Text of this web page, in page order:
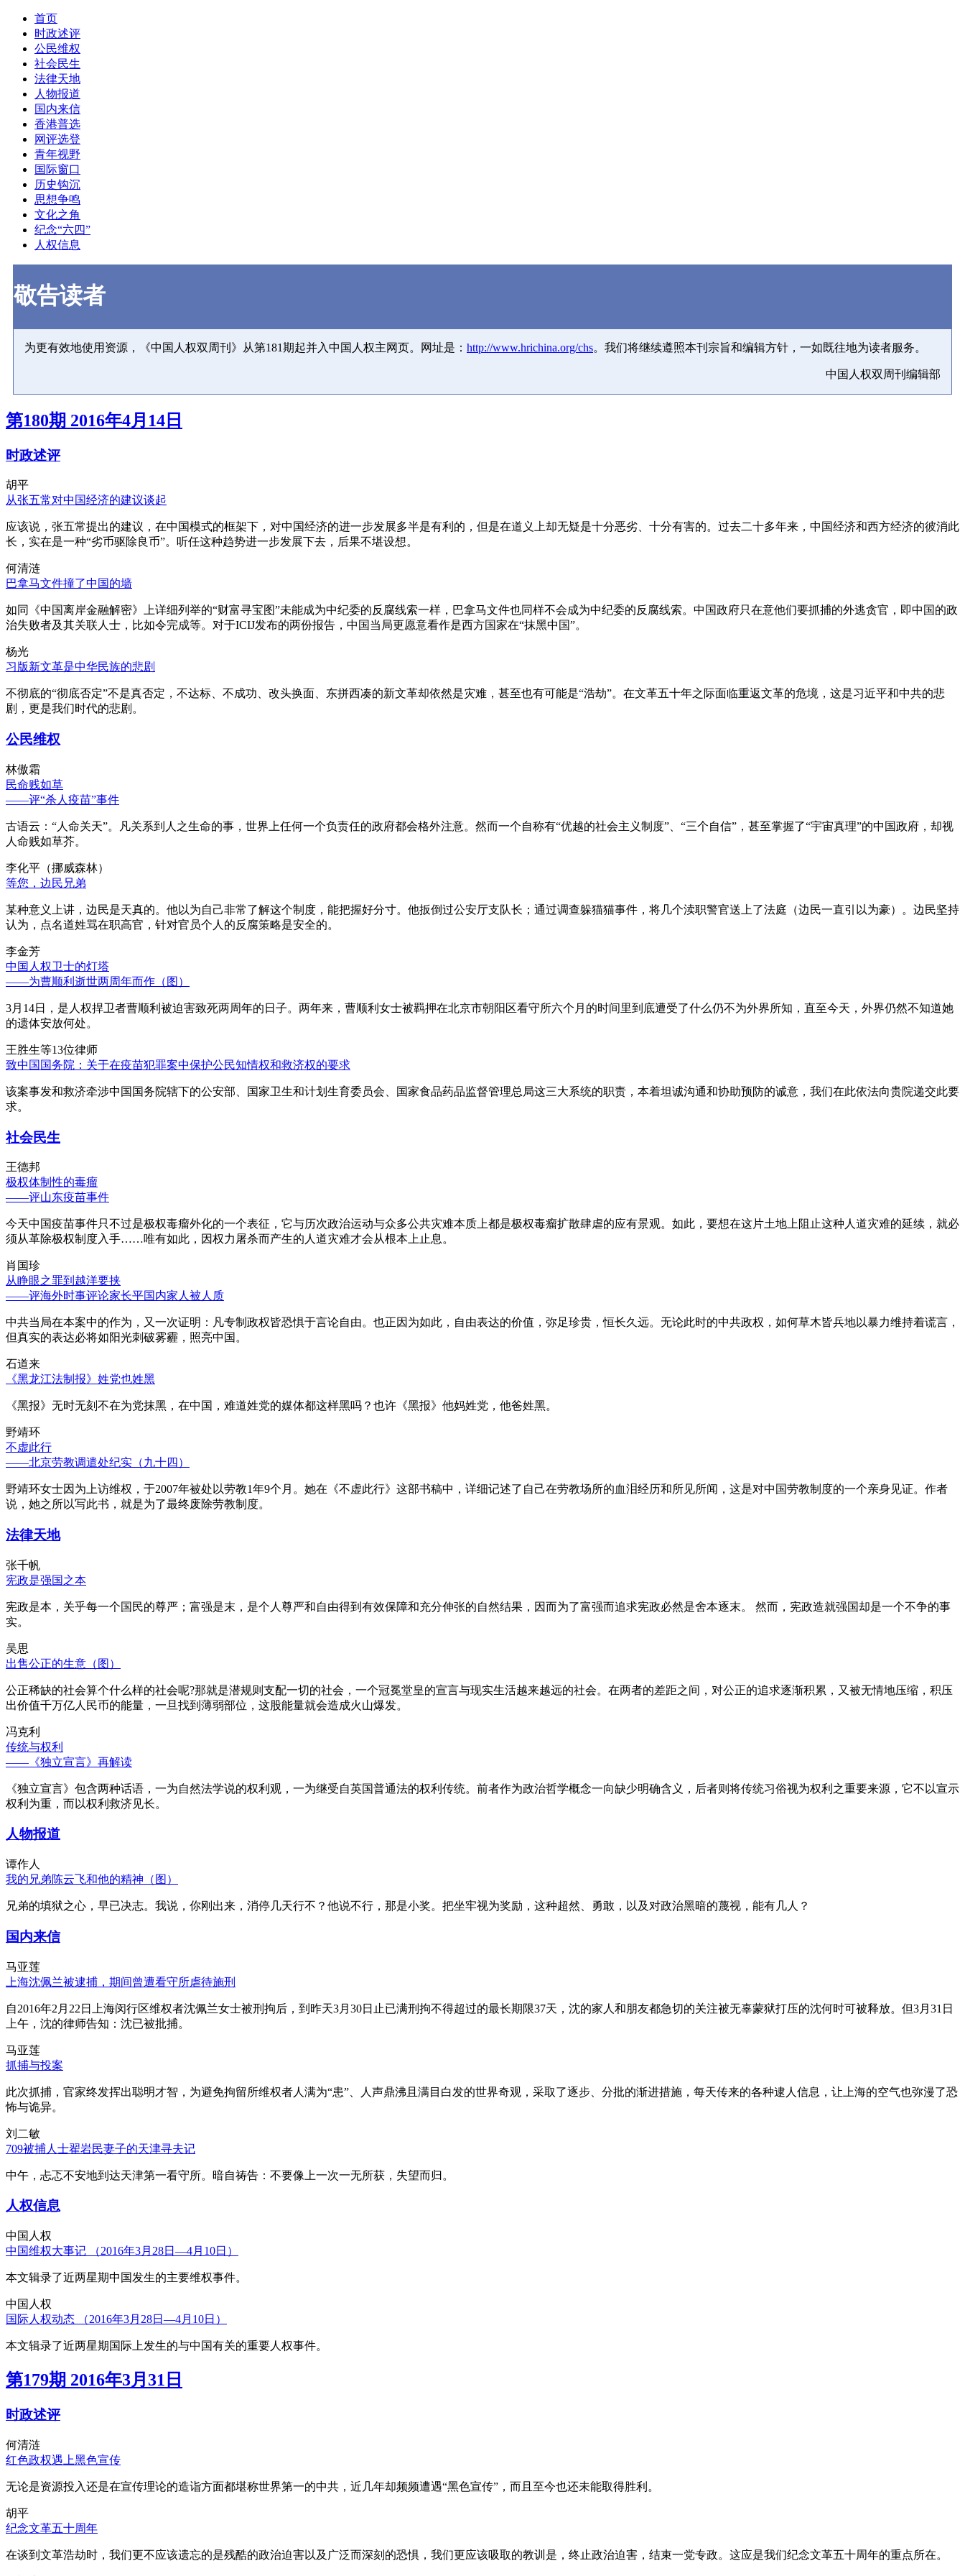
首页
时政述评
公民维权
社会民生
法律天地
人物报道
国内来信
香港普选
网评选登
青年视野
国际窗口
历史钩沉
思想争鸣
文化之角
纪念“六四”
人权信息
敬告读者
为更有效地使用资源，《中国人权双周刊》从第181期起并入中国人权主网页。网址是： http://www.hrichina.org/chs。我们将继续遵照本刊宗旨和编辑方针，一如既往地为读者服务。
中国人权双周刊编辑部
第180期 2016年4月14日
时政述评
胡平
从张五常对中国经济的建议谈起
应该说，张五常提出的建议，在中国模式的框架下，对中国经济的进一步发展多半是有利的，但是在道义上却无疑是十分恶劣、十分有害的。过去二十多年来，中国经济和西方经济的彼消此
长，实在是一种“劣币驱除良币”。听任这种趋势进一步发展下去，后果不堪设想。
何清涟
巴拿马文件撞了中国的墙
如同《中国离岸金融解密》上详细列举的“财富寻宝图”未能成为中纪委的反腐线索一样，巴拿马文件也同样不会成为中纪委的反腐线索。中国政府只在意他们要抓捕的外逃贪官，即中国的政
治失败者及其关联人士，比如令完成等。对于ICIJ发布的两份报告，中国当局更愿意看作是西方国家在“抹黑中国”。
杨光
习版新文革是中华民族的悲剧
不彻底的“彻底否定”不是真否定，不达标、不成功、改头换面、东拼西凑的新文革却依然是灾难，甚至也有可能是“浩劫”。在文革五十年之际面临重返文革的危境，这是习近平和中共的悲
剧，更是我们时代的悲剧。
公民维权
林傲霜
民命贱如草
——评“杀人疫苗”事件
古语云：“人命关天”。凡关系到人之生命的事，世界上任何一个负责任的政府都会格外注意。然而一个自称有“优越的社会主义制度”、“三个自信”，甚至掌握了“宇宙真理”的中国政府，却视
人命贱如草芥。
李化平（挪威森林）
等您，边民兄弟
某种意义上讲，边民是天真的。他以为自己非常了解这个制度，能把握好分寸。他扳倒过公安厅支队长；通过调查躲猫猫事件，将几个渎职警官送上了法庭（边民一直引以为豪）。边民坚持
认为，点名道姓骂在职高官，针对官员个人的反腐策略是安全的。
李金芳
中国人权卫士的灯塔
——为曹顺利逝世两周年而作（图）
3月14日，是人权捍卫者曹顺利被迫害致死两周年的日子。两年来，曹顺利女士被羁押在北京市朝阳区看守所六个月的时间里到底遭受了什么仍不为外界所知，直至今天，外界仍然不知道她
的遗体安放何处。
王胜生等13位律师
致中国国务院：关于在疫苗犯罪案中保护公民知情权和救济权的要求
该案事发和救济牵涉中国国务院辖下的公安部、国家卫生和计划生育委员会、国家食品药品监督管理总局这三大系统的职责，本着坦诚沟通和协助预防的诚意，我们在此依法向贵院递交此要
求。
社会民生
王德邦
极权体制性的毒瘤
——评山东疫苗事件
今天中国疫苗事件只不过是极权毒瘤外化的一个表征，它与历次政治运动与众多公共灾难本质上都是极权毒瘤扩散肆虐的应有景观。如此，要想在这片土地上阻止这种人道灾难的延续，就必
须从革除极权制度入手……唯有如此，因权力屠杀而产生的人道灾难才会从根本上止息。
肖国珍
从睁眼之罪到越洋要挟
——评海外时事评论家长平国内家人被人质
中共当局在本案中的作为，又一次证明：凡专制政权皆恐惧于言论自由。也正因为如此，自由表达的价值，弥足珍贵，恒长久远。无论此时的中共政权，如何草木皆兵地以暴力维持着谎言，
但真实的表达必将如阳光刺破雾霾，照亮中国。
石道来
《黑龙江法制报》姓党也姓黑
《黑报》无时无刻不在为党抹黑，在中国，难道姓党的媒体都这样黑吗？也许《黑报》他妈姓党，他爸姓黑。
野靖环
不虚此行
——北京劳教调遣处纪实（九十四）
野靖环女士因为上访维权，于2007年被处以劳教1年9个月。她在《不虚此行》这部书稿中，详细记述了自己在劳教场所的血泪经历和所见所闻，这是对中国劳教制度的一个亲身见证。作者
说，她之所以写此书，就是为了最终废除劳教制度。
法律天地
张千帆
宪政是强国之本
宪政是本，关乎每一个国民的尊严；富强是末，是个人尊严和自由得到有效保障和充分伸张的自然结果，因而为了富强而追求宪政必然是舍本逐末。 然而，宪政造就强国却是一个不争的事
实。
吴思
出售公正的生意（图）
公正稀缺的社会算个什么样的社会呢?那就是潜规则支配一切的社会，一个冠冕堂皇的宣言与现实生活越来越远的社会。在两者的差距之间，对公正的追求逐渐积累，又被无情地压缩，积压
出价值千万亿人民币的能量，一旦找到薄弱部位，这股能量就会造成火山爆发。
冯克利
传统与权利
——《独立宣言》再解读
《独立宣言》包含两种话语，一为自然法学说的权利观，一为继受自英国普通法的权利传统。前者作为政治哲学概念一向缺少明确含义，后者则将传统习俗视为权利之重要来源，它不以宣示
权利为重，而以权利救济见长。
人物报道
谭作人
我的兄弟陈云飞和他的精神（图）
兄弟的填狱之心，早已决志。我说，你刚出来，消停几天行不？他说不行，那是小奖。把坐牢视为奖励，这种超然、勇敢，以及对政治黑暗的蔑视，能有几人？
国内来信
马亚莲
上海沈佩兰被逮捕，期间曾遭看守所虐待施刑
自2016年2月22日上海闵行区维权者沈佩兰女士被刑拘后，到昨天3月30日止已满刑拘不得超过的最长期限37天，沈的家人和朋友都急切的关注被无辜蒙狱打压的沈何时可被释放。但3月31日
上午，沈的律师告知：沈已被批捕。
马亚莲
抓捕与投案
此次抓捕，官家终发挥出聪明才智，为避免拘留所维权者人满为“患”、人声鼎沸且满目白发的世界奇观，采取了逐步、分批的渐进措施，每天传来的各种逮人信息，让上海的空气也弥漫了恐
怖与诡异。
刘二敏
709被捕人士翟岩民妻子的天津寻夫记
中午，忐忑不安地到达天津第一看守所。暗自祷告：不要像上一次一无所获，失望而归。
人权信息
中国人权
中国维权大事记 （2016年3月28日—4月10日）
本文辑录了近两星期中国发生的主要维权事件。
中国人权
国际人权动态 （2016年3月28日—4月10日）
本文辑录了近两星期国际上发生的与中国有关的重要人权事件。
第179期 2016年3月31日
时政述评
何清涟
红色政权遇上黑色宣传
无论是资源投入还是在宣传理论的造诣方面都堪称世界第一的中共，近几年却频频遭遇“黑色宣传”，而且至今也还未能取得胜利。
胡平
纪念文革五十周年
在谈到文革浩劫时，我们更不应该遗忘的是残酷的政治迫害以及广泛而深刻的恐惧，我们更应该吸取的教训是，终止政治迫害，结束一党专政。这应是我们纪念文革五十周年的重点所在。